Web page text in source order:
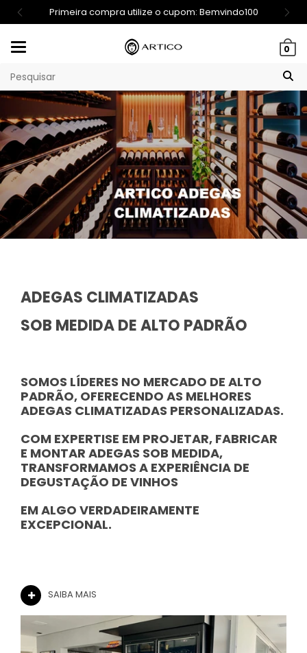
Primeira compra utilize o cupom: Bemvindo100
0
ADEGAS CLIMATIZADAS
SOB MEDIDA DE ALTO PADRÃO
SOMOS LÍDERES NO MERCADO DE ALTO
PADRÃO, OFERECENDO AS MELHORES
ADEGAS CLIMATIZADAS PERSONALIZADAS.
COM EXPERTISE EM PROJETAR, FABRICAR
E MONTAR ADEGAS SOB MEDIDA,
TRANSFORMAMOS A EXPERIÊNCIA DE
DEGUSTAÇÃO DE VINHOS
EM ALGO VERDADEIRAMENTE
EXCEPCIONAL.
SAIBA MAIS